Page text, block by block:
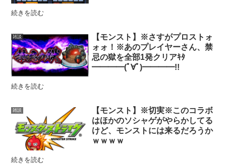
続きを読む
雑談
【モンスト】※さすがプロストォ
ォォ！※あのプレイヤーさん、禁
忌の獄を全部1発クリアｷﾀ
━━━━(ﾟ∀ﾟ)━━━━!!
続きを読む
雑談
【モンスト】※切実※このコラボ
はほかのソシャゲがやらかしてる
けど、モンストには来るだろうか
ｗｗｗｗ
続きを読む